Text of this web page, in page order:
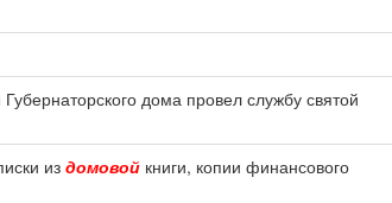
Губернаторского дома провел службу святой
из домовой книги, копии финансового